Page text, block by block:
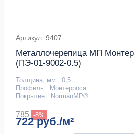
Артикул: 9407
Металлочерепица МП
(ПЭ-01-9002-0.5)
Толщина, мм: 0,5
Профиль:
Монтерроса
Покрытие:
NormanMP®
785 -8%
722 руб./м²